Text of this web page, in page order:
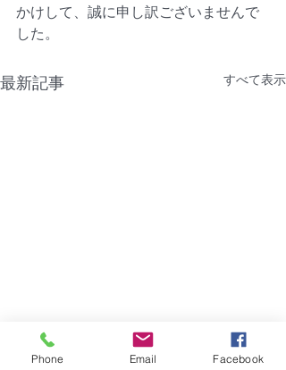
かけして、誠に申し訳ございませんで
した。
最新記事 すべて表示
【障害】香川県｜浜新コ
Phone Email Facebook